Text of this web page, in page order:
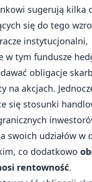
sugerują kilka
się do tego
instytucjonalni,
w tym fundusze
obligacje
na akcjach.
się stosunki
swoich udziałów w
co dodatkowo
rentowność.